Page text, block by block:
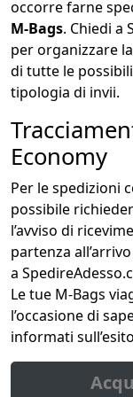
occorre farne
M-Bags. Chiedi a
per organizzare
di tutte le
tipologia di invii.
Economy
Per le spedizioni
possibile
l’avviso di
partenza
a
Le tue M-Bags
l’occasione di
informati